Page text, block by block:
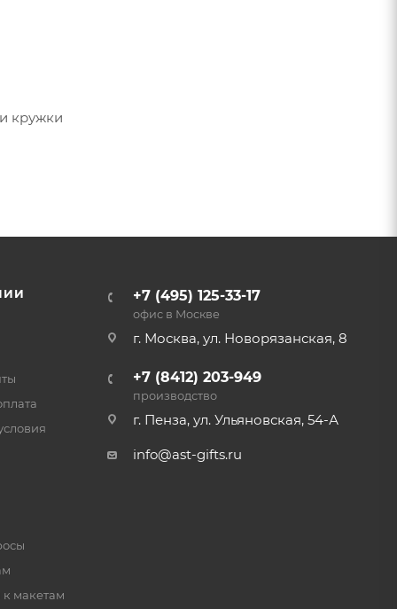
кружки
макетам
+7 (495) 125-33-17
офис в Москве
г. Москва, ул. Новорязанская, 8
+7 (8412) 203-949
производство
г. Пенза, ул. Ульяновская, 54-А
info@ast-gifts.ru